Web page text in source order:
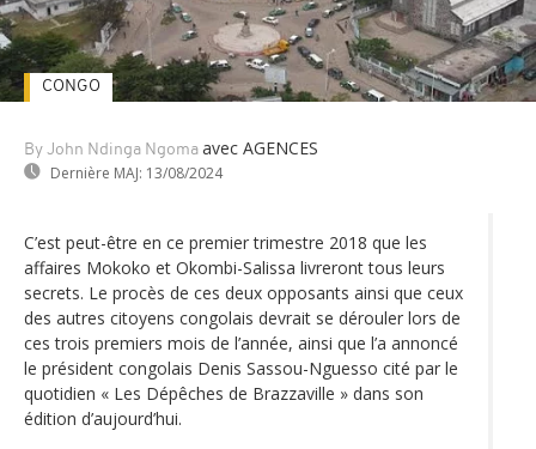
By John Ndinga Ngoma avec AGENCES
Dernière MAJ: 13/08/2024
CONGO
C’est peut-être en ce premier trimestre 2018 que les
affaires Mokoko et Okombi-Salissa livreront tous leurs
secrets. Le procès de ces deux opposants ainsi que ceux
des autres citoyens congolais devrait se dérouler lors de
ces trois premiers mois de l’année, ainsi que l’a annoncé
le président congolais Denis Sassou-Nguesso cité par le
quotidien « Les Dépêches de Brazzaville » dans son
édition d’aujourd’hui.